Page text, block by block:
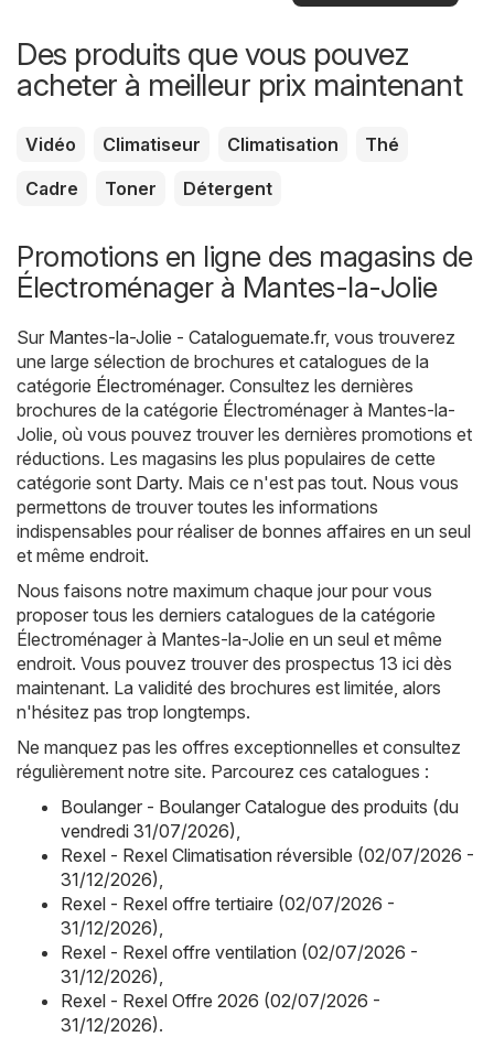
Des produits que vous pouvez
acheter à meilleur prix maintenant
Vidéo Climatiseur Climatisation
Thé
Cadre
Toner Détergent
Promotions en ligne des magasins de
Électroménager à Mantes-la-Jolie
Sur Mantes-la-Jolie - Cataloguemate.fr, vous trouverez
une large sélection de brochures et catalogues de la
catégorie Électroménager. Consultez les dernières
brochures de la catégorie Électroménager à Mantes-la-
Jolie, où vous pouvez trouver les dernières promotions et
réductions. Les magasins les plus populaires de cette
catégorie sont Darty. Mais ce n'est pas tout. Nous vous
permettons de trouver toutes les informations
indispensables pour réaliser de bonnes affaires en un seul
et même endroit.
Nous faisons notre maximum chaque jour pour vous
proposer tous les derniers catalogues de la catégorie
Électroménager à Mantes-la-Jolie en un seul et même
endroit. Vous pouvez trouver des prospectus 13 ici dès
maintenant. La validité des brochures est limitée, alors
n'hésitez pas trop longtemps.
Ne manquez pas les offres exceptionnelles et consultez
régulièrement notre site. Parcourez ces catalogues :
Boulanger - Boulanger Catalogue des produits (du
vendredi 31/07/2026)
Rexel - Rexel Climatisation réversible (02/07/2026 -
31/12/2026)
Rexel - Rexel offre tertiaire (02/07/2026 -
31/12/2026)
Rexel - Rexel offre ventilation (02/07/2026 -
31/12/2026)
Rexel - Rexel Offre 2026 (02/07/2026 -
31/12/2026).